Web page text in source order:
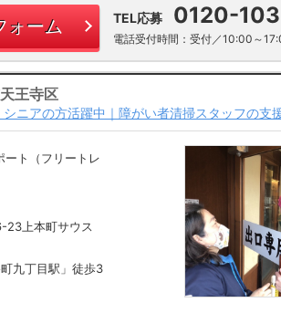
ォーム TEL応募 0120-
電話受付時間：受付／10:00～
王寺区
ニアの方活躍中｜障がい者清掃スタッフの支
ート（フリートレ
23上本町サウス
九丁目駅」徒歩3